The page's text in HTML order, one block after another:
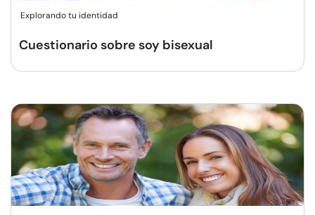
Explorando tu identidad
Cuestionario sobre soy bisexual